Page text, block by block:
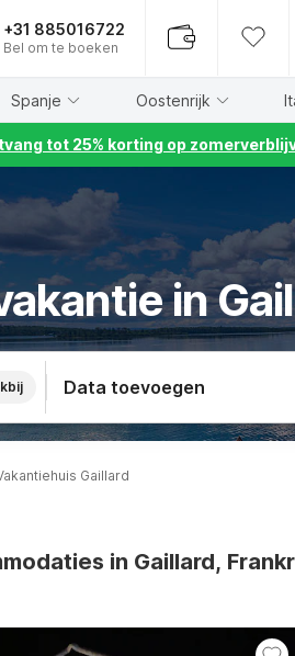
+31 885016722
Bel om te boeken
Spanje Oostenrijk
tot 25% korting op
in
Data toevoegen
Gaillard
in Gaillard,